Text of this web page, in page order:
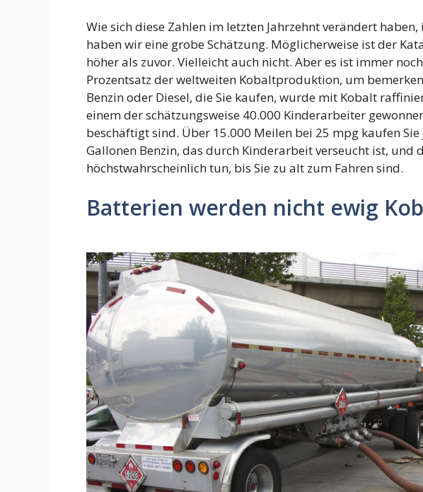
Wie sich diese Zahlen im letzten Jahrzehnt verändert
haben wir eine grobe Schätzung. Möglicherweise ist der
höher als zuvor. Vielleicht auch nicht. Aber es ist immer
Prozentsatz der weltweiten Kobaltproduktion, um
Benzin oder Diesel, die Sie kaufen, wurde mit Kobalt
einem der schätzungsweise 40.000 Kinderarbeiter
beschäftigt sind. Über 15.000 Meilen bei 25 mpg kaufen Sie
Gallonen Benzin, das durch Kinderarbeit verseucht ist, und
höchstwahrscheinlich tun, bis Sie zu alt zum Fahren sind.
Batterien werden nicht ewig